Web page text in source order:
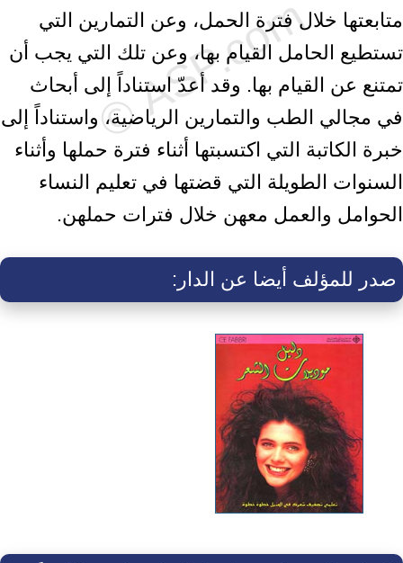
متابعتها خلال فترة الحمل، وعن التمارين التي
تستطيع الحامل القيام بها، وعن تلك التي يجب أن
تمتنع عن القيام بها. وقد أعدّ استناداً إلى أبحاث
في مجالي الطب والتمارين الرياضية، واستناداً إلى
خبرة الكاتبة التي اكتسبتها أثناء فترة حملها وأثناء
السنوات الطويلة التي قضتها في تعليم النساء
الحوامل والعمل معهن خلال فترات حملهن.
صدر للمؤلف أيضا عن الدار: